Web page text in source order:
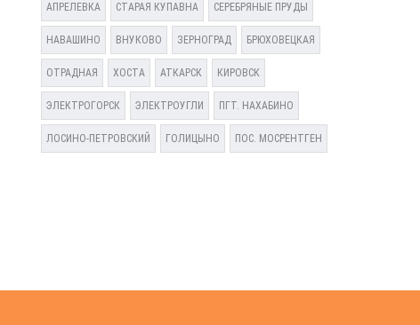
АПРЕЛЕВКА СТАРАЯ КУПАВНА СЕРЕБРЯНЫЕ ПРУДЫ
НАВАШИНО ВНУКОВО ЗЕРНОГРАД БРЮХОВЕЦКАЯ
ОТРАДНАЯ ХОСТА АТКАРСК КИРОВСК
ЭЛЕКТРОГОРСК ЭЛЕКТРОУГЛИ ПГТ. НАХАБИНО
ЛОСИНО-ПЕТРОВСКИЙ ГОЛИЦЫНО ПОС. МОСРЕНТГЕН